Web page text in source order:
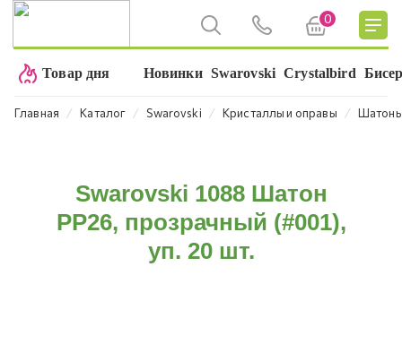
0
Товар дня Новинки Swarovski Crystalbird
Главная ⁄ Каталог ⁄ Swarovski ⁄ Кристаллы и оправы ⁄
Swarovski 1088 Шатон
PP26, прозрачный (#001),
уп. 20 шт.